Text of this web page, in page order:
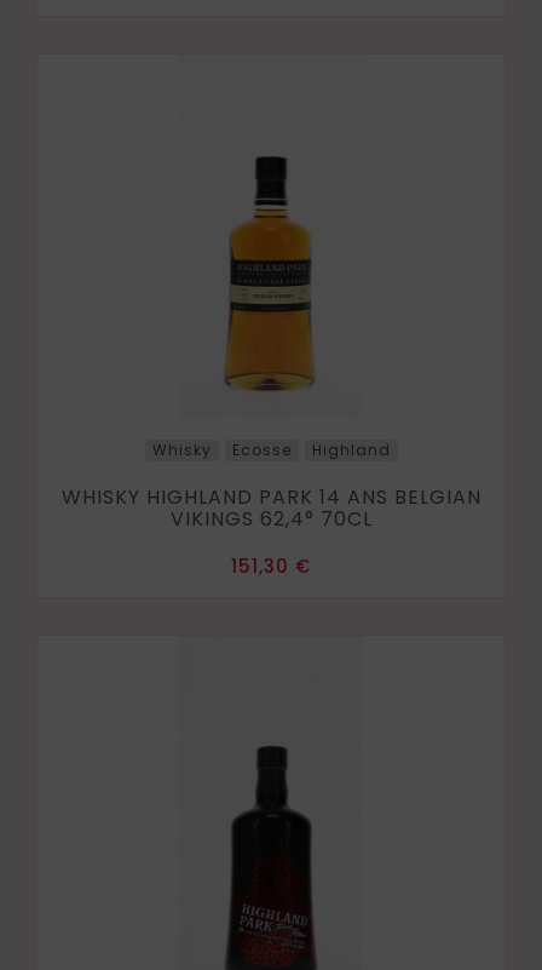
Whisky Ecosse Highland
WHISKY HIGHLAND PARK 14 ANS BELGIAN
VIKINGS 62,4° 70CL
Prix
151,30 €